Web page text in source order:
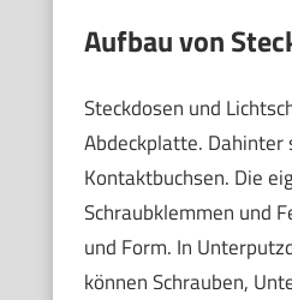
Aufbau von
Steckdosen und
Abdeckplatte.
Kontaktbuchsen. Die
Schraubklemmen und
und Form. In
können Schrauben,